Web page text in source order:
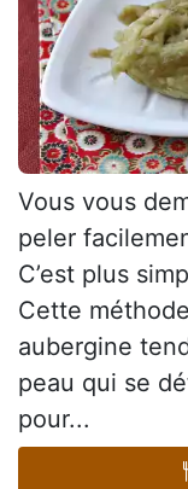
Vous vous
peler
C’est plus
Cette
aubergine
peau qui se
pour...